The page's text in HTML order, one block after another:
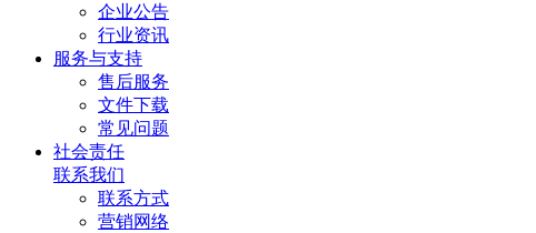
企业公告
行业资讯
服务与支持
售后服务
文件下载
常见问题
社会责任
联系我们
联系方式
营销网络